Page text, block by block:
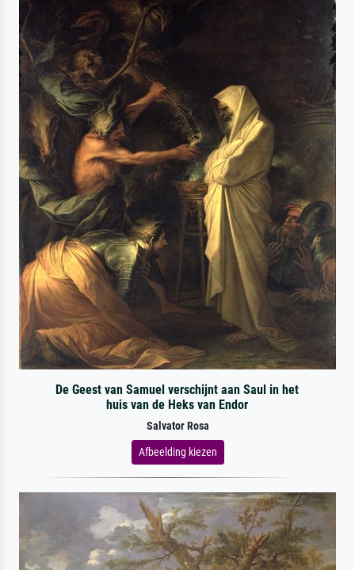
De Geest van Samuel verschijnt aan Saul in het
huis van de Heks van Endor
Salvator Rosa
Afbeelding kiezen